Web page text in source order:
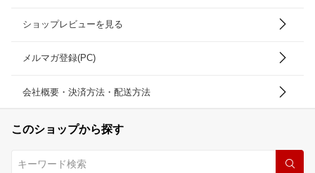
ショップレビューを見る
メルマガ登録(PC)
会社概要・決済方法・配送方法
このショップから探す